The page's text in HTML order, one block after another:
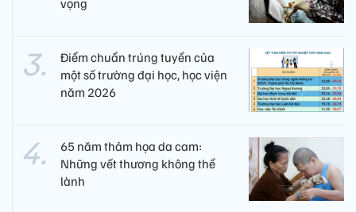
vọng
Điểm chuẩn trúng tuyển của
một số trường đại học, học viện
năm 2026
65 năm thảm họa da cam:
Những vết thương không thể
lành